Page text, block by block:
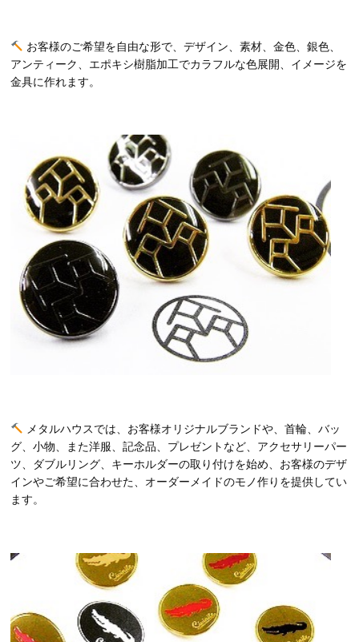
お客様のご希望を自由な形で、デザイン、素材、金色、銀色、
アンティーク、エポキシ樹脂加工でカラフルな色展開、イメージを
金具に作れます。
メタルハウスでは、お客様オリジナルブランドや、首輪、バッ
グ、小物、また洋服、記念品、プレゼントなど、アクセサリーパー
ツ、ダブルリング、キーホルダーの取り付けを始め、お客様のデザ
インやご希望に合わせた、オーダーメイドのモノ作りを提供してい
ます。